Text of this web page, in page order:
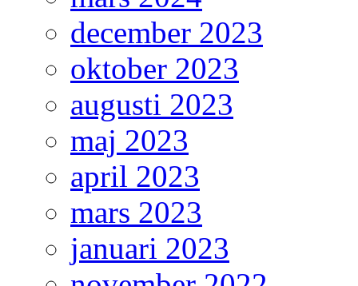
december 2023
oktober 2023
augusti 2023
maj 2023
april 2023
mars 2023
januari 2023